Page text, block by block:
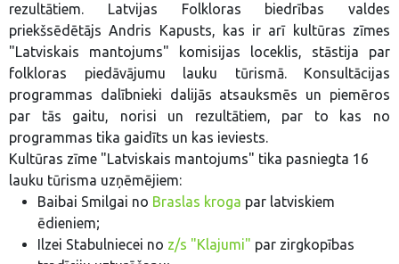
rezultātiem. Latvijas Folkloras biedrības valdes
priekšsēdētājs Andris Kapusts, kas ir arī kultūras zīmes
"Latviskais mantojums" komisijas loceklis, stāstija par
folkloras piedāvājumu lauku tūrismā. Konsultācijas
programmas dalībnieki dalijās atsauksmēs un piemēros
par tās gaitu, norisi un rezultātiem, par to kas no
programmas tika gaidīts un kas ieviests.
Kultūras zīme "Latviskais mantojums" tika pasniegta 16
lauku tūrisma uzņēmējiem:
Baibai Smilgai no Braslas kroga par latviskiem
ēdieniem;
Ilzei Stabulniecei no z/s "Klajumi" par zirgkopības